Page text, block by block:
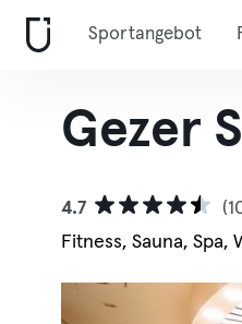
Sportangebot
Gezer
4.7
Fitness, Sauna, Spa,